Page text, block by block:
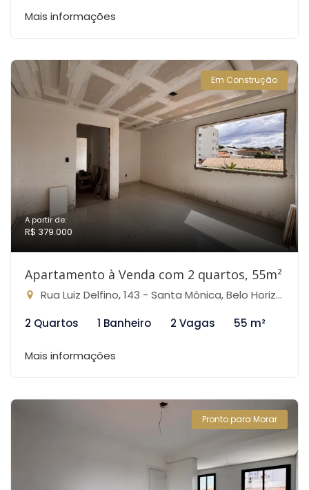
Mais informações
Em Construção
A partir de:
R$ 379.000
Apartamento à Venda com 2 quartos, 55m²
Rua Luiz Delfino, 143 - Santa Mônica, Belo Horizonte-MG
2 Quartos
1 Banheiro 2 Vagas 55 m²
Mais informações
Pronto para Morar